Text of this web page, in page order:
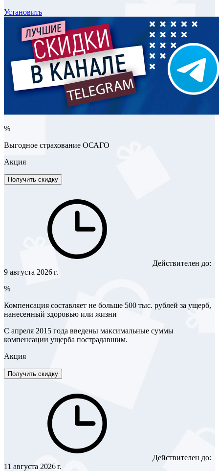
Установить
%
Выгодное страхование ОСАГО
Акция
Получить скидку
Действителен до:
9 августа 2026 г.
%
Компенсация составляет не больше 500 тыс. рублей за ущерб,
нанесенный здоровью или жизни
С апреля 2015 года введены максимальные суммы
компенсации ущерба пострадавшим.
Акция
Получить скидку
Действителен до:
11 августа 2026 г.